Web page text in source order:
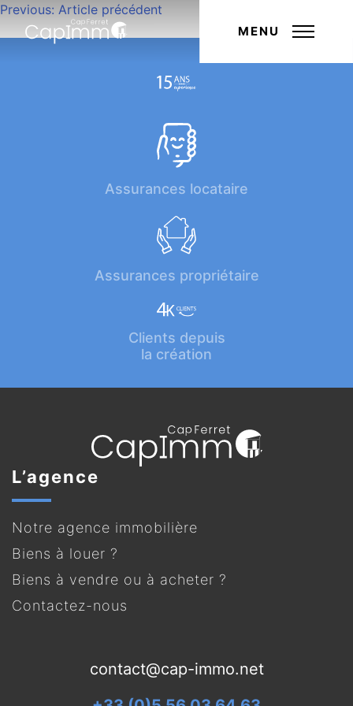
MENU
Navigation
de
Previous: Article précédent
Assurances locataire
Assurances propriétaire
Clients depuis
la création
L’agence
Notre agence immobilière
Biens à louer ?
Biens à vendre ou à acheter ?
Contactez-nous
contact@cap-immo.net